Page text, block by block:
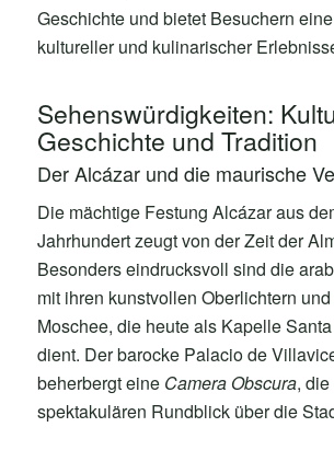
Geschichte und bietet Besuchern
kultureller und kulinarischer
Sehenswürdigkeiten:
Geschichte und Tradition
Der Alcázar und die maurische
Die mächtige Festung Alcázar aus
Jahrhundert zeugt von der Zeit der
Besonders eindrucksvoll sind die
mit ihren kunstvollen Oberlichtern
Moschee, die heute als Kapelle
dient. Der barocke Palacio de
beherbergt eine Camera Obscura,
spektakulären Rundblick über die